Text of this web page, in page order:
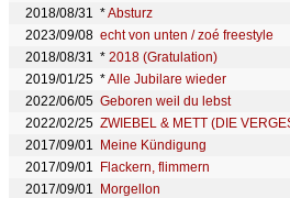
2018/08/31 *Absturz
2023/09/08 echt von unten / zoé freestyle
2018/08/31 * 2018 (Gratulation)
2019/01/25 *Alle Jubilare wieder
2022/06/05 Geboren weil du lebst
2022/02/25
2017/09/01
Meine Kündigung
2017/09/01
Flackern, flimmern
2017/09/01
Morgellon